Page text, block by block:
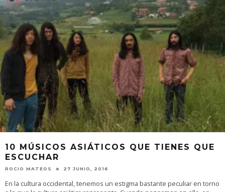
10 MÚSICOS ASIÁTICOS QUE TIENES QUE
ESCUCHAR
ROCIO MATEOS 27 JUNIO, 2016
En la cultura occidental, tenemos un estigma bastante peculiar en torno